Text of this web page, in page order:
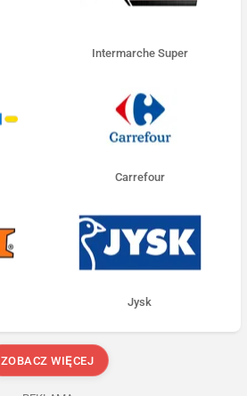
Intermarche Super
Carrefour
Jysk
ZOBACZ WIĘCEJ